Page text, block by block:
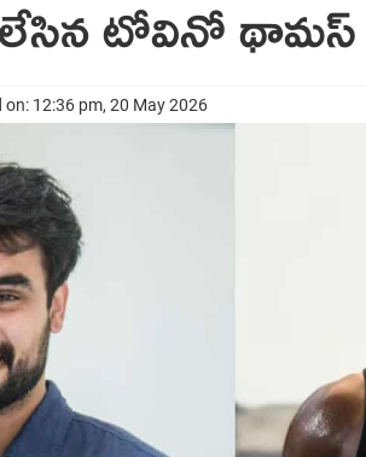
టోవినో థామస్
on: 12:36 pm, 20 May 2026